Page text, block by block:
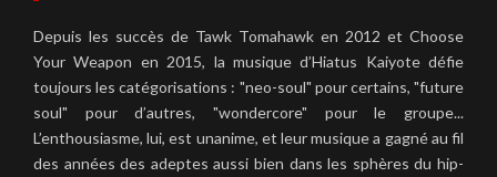
Depuis les succès de Tawk Tomahawk en 2012 et Choose
Your Weapon en 2015, la musique d’Hiatus Kaiyote défie
toujours les catégorisations : "neo-soul" pour certains, "future
soul" pour d’autres, "wondercore" pour le groupe...
L’enthousiasme, lui, est unanime, et leur musique a gagné au fil
des années des adeptes aussi bien dans les sphères du hip-